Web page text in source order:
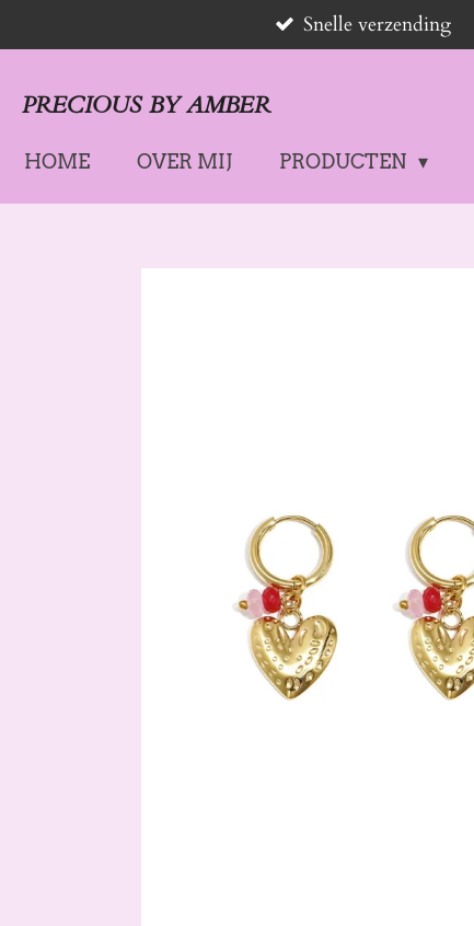
direct
de
Snelle verzending
PRECIOUS BY AMBER
HOME OVER MIJ PRODUCTEN